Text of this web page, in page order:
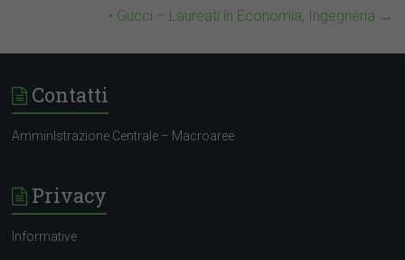
• Gucci – Laureati in Economia, Ingegneria →
Contatti
AmminIstrazione Centrale – Macroaree
Privacy
Informative